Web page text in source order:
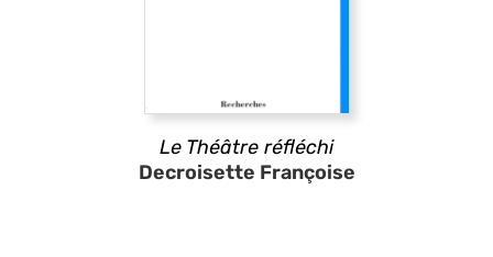
Le Théâtre réfléchi
Decroisette Françoise